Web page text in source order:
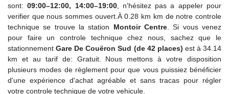
sont:09:00–12:00, 14:00–19:00, n'hésitez pas a appeler pour
verifier que nous sommes ouvert.À 0.28 km km de notre controle
technique se trouve la station Montoir Centre . Si vous venez
pour faire un controle technique chez nous, sachez que le
stationnementGare De Couëron Sud (de 42 places) est à 34.14
km et au tarif de: Gratuit. Nous mettons à votre disposition
plusieurs modes de règlement pour que vous puissiez bénéficier
d'une expérience d'achat agréable et sans tracas pour régler
votre controle technique de votre vehicule.